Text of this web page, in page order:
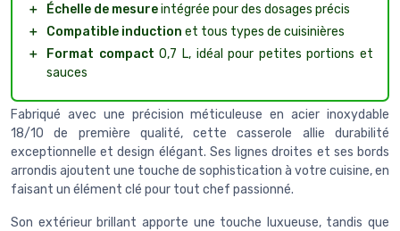
＋
Échelle de mesureintégrée pour des dosages précis
＋
Compatible induction et tous types de cuisinières
＋
Format compact 0,7 L, idéal pour petites portions et
sauces
Fabriqué avec une précision méticuleuse en acier inoxydable
18/10 de première qualité, cette casserole allie durabilité
exceptionnelle et design élégant. Ses lignes droites et ses bords
arrondis ajoutent une touche de sophistication à votre cuisine, en
faisant un élément clé pour tout chef passionné.
Son extérieur brillant apporte une touche luxueuse, tandis que